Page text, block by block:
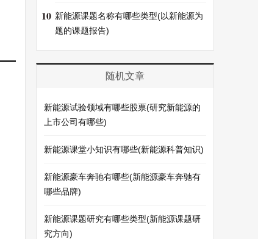
10 新能源课题名称有哪些类型(以新能源为
题的课题报告)
随机文章
新能源试验领域有哪些股票(研究新能源的
上市公司有哪些)
新能源课堂小知识有哪些(新能源科普知识)
新能源豪车奔驰有哪些(新能源豪车奔驰有
哪些品牌)
新能源课题研究有哪些类型(新能源课题研
究方向)